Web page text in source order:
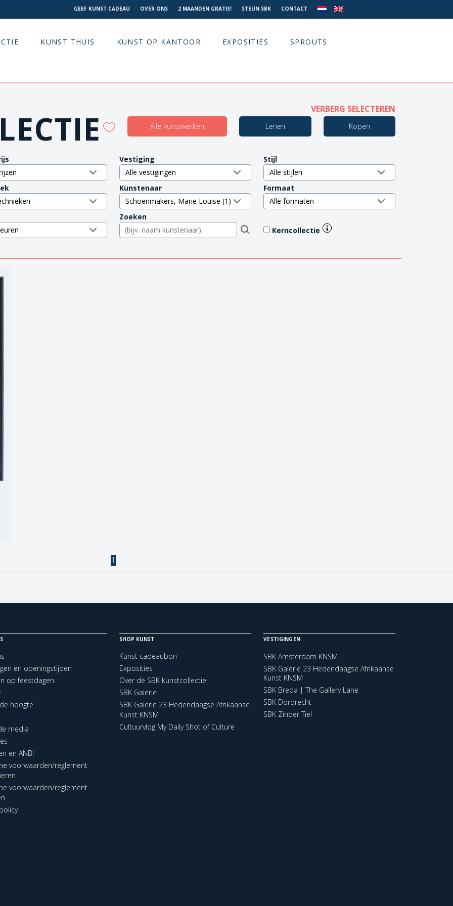
GEEF KUNST CADEAU OVER ONS 2 MAANDEN GRATIS! STEUN SBK CONTACT
KUNST THUIS KUNST OP KANTOOR EXPOSITIES SPROUTS
VERBERG SELECTEREN
Alle kunstwerken Lenen Kopen
Vestiging Stijl
Kunstenaar Formaat
Zoeken
Kerncollectie
1
en openingstijden
op feestdagen
hoogte
media
en ANBI
voorwaarden/reglement
voorwaarden/reglement
SHOP KUNST
Kunst cadeaubon
Exposities
Over de SBK kunstcollectie
SBK Galerie
SBK Galerie 23 Hedendaagse Afrikaanse
Kunst KNSM
Cultuurvlog My Daily Shot of Culture
VESTIGINGEN
SBK Amsterdam KNSM
SBK Galerie 23 Hedendaagse Afrikaanse
Kunst KNSM
SBK Breda | The Gallery Lane
SBK Dordrecht
SBK Zinder Tiel